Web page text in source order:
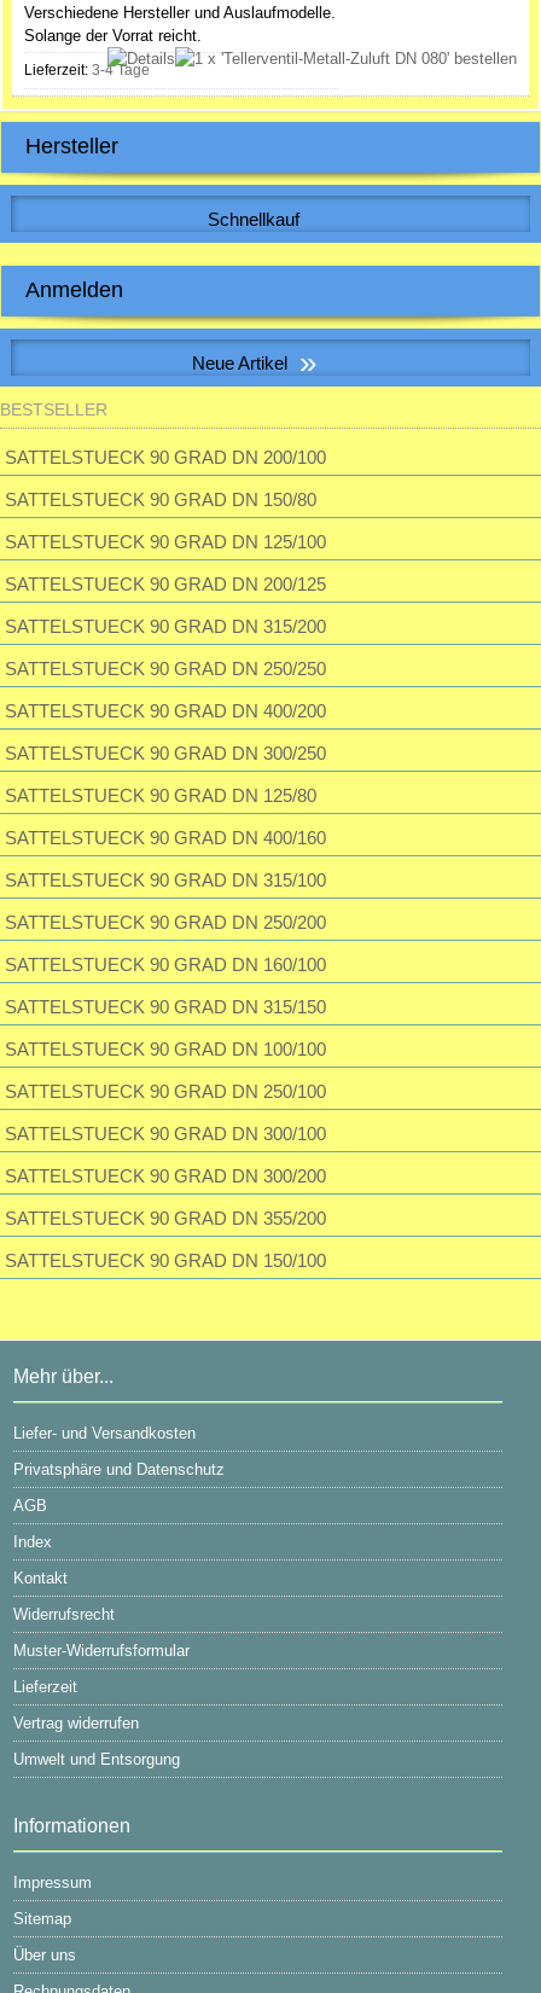
Verschiedene Hersteller und Auslaufmodelle.
Solange der Vorrat reicht.
Lieferzeit: 3-4 Tage
Hersteller
Schnellkauf
Anmelden
E-Mail-Adresse:
Passwort:
Passwort vergessen?
Neue Artikel »
Muffe f. Erdwärmetauscherrohr inkl. 2 Dichtungen
inkl. 19 % MwSt. zzgl.
BESTSELLER
SATTELSTUECK 90 GRAD DN 200/100
SATTELSTUECK 90 GRAD DN 150/80
SATTELSTUECK 90 GRAD DN 125/100
SATTELSTUECK 90 GRAD DN 200/125
SATTELSTUECK 90 GRAD DN 315/200
SATTELSTUECK 90 GRAD DN 250/250
SATTELSTUECK 90 GRAD DN 400/200
SATTELSTUECK 90 GRAD DN 300/250
SATTELSTUECK 90 GRAD DN 125/80
SATTELSTUECK 90 GRAD DN 400/160
SATTELSTUECK 90 GRAD DN 315/100
SATTELSTUECK 90 GRAD DN 250/200
SATTELSTUECK 90 GRAD DN 160/100
SATTELSTUECK 90 GRAD DN 315/150
SATTELSTUECK 90 GRAD DN 100/100
SATTELSTUECK 90 GRAD DN 250/100
SATTELSTUECK 90 GRAD DN 300/100
SATTELSTUECK 90 GRAD DN 300/200
SATTELSTUECK 90 GRAD DN 355/200
SATTELSTUECK 90 GRAD DN 150/100
Mehr über...
Liefer- und Versandkosten
Privatsphäre und Datenschutz
AGB
Index
Kontakt
Widerrufsrecht
Muster-Widerrufsformular
Lieferzeit
Vertrag widerrufen
Umwelt und Entsorgung
Informationen
Impressum
Sitemap
Über uns